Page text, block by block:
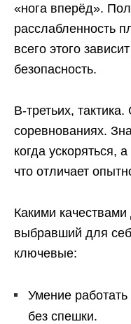
«нога вперёд».
расслабленность
всего этого
безопасность.
В-третьих,
соревнованиях.
когда ускоряться,
что отличает
Какими
выбравший для
ключевые:
Умение
без спешки.